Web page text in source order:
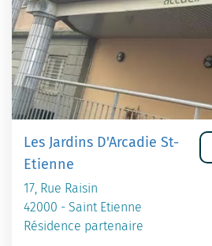
Les Jardins D'Arcadie St-
Etienne
17, Rue Raisin
42000 - Saint Etienne
Résidence partenaire